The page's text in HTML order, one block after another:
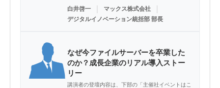
白井啓一 マックス株式会社
デジタルイノベーション統括部 部長
なぜ今ファイルサーバーを卒業した
のか？成長企業のリアル導入ストー
リー
講演者の登壇内容は、下部の「主催社イベントはこ